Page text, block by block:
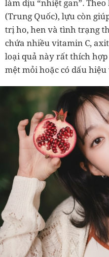
làm dịu “nhiệt gan”.
(Trung Quốc), lựu còn
trị ho, hen và tình trạng
chứa nhiều vitamin C,
loại quả này rất thích
mệt mỏi hoặc có dấu